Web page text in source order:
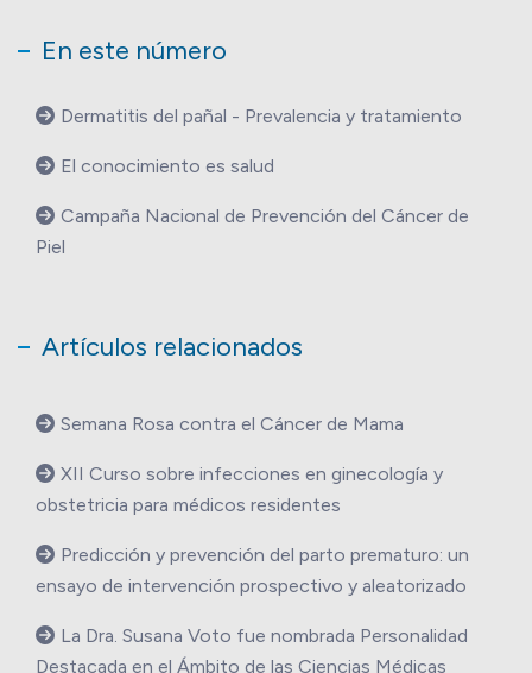
En este número
Dermatitis del pañal - Prevalencia y tratamiento
El conocimiento es salud
Campaña Nacional de Prevención del Cáncer de
Piel
Artículos relacionados
Semana Rosa contra el Cáncer de Mama
XII Curso sobre infecciones en ginecología y
obstetricia para médicos residentes
Predicción y prevención del parto prematuro: un
ensayo de intervención prospectivo y aleatorizado
La Dra. Susana Voto fue nombrada Personalidad
Destacada en el Ámbito de las Ciencias Médicas